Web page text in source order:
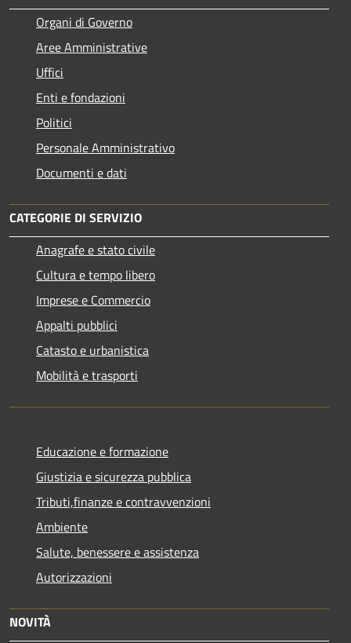
Organi di Governo
Aree Amministrative
Uffici
Enti e fondazioni
Politici
Personale Amministrativo
Documenti e dati
CATEGORIE DI SERVIZIO
Anagrafe e stato civile
Cultura e tempo libero
Imprese e Commercio
Appalti pubblici
Catasto e urbanistica
Mobilità e trasporti
Educazione e formazione
Giustizia e sicurezza pubblica
Tributi,finanze e contravvenzioni
Ambiente
Salute, benessere e assistenza
Autorizzazioni
NOVITÀ